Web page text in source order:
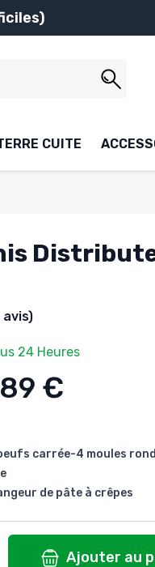
CUITE
avis)
24 Heures
€
carrée-4 moules
de pâte à crêpes
Ajouter au